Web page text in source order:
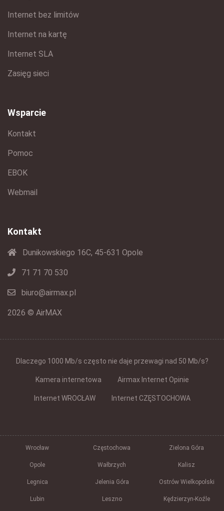
Internet bez limitów
Internet na kartę
Internet SLA
Zasięg sieci
Wsparcie
Kontakt
Pomoc
EBOK
Webmail
Kontakt
Dunikowskiego 16C, 45-631 Opole
71 71 70 530
biuro@airmax.pl
2026 © AirMAX
Dlaczego 1000 Mb/s często nie daje przewagi nad 50 Mb/s?
Kamera internetowa Airmax Internet Opinie
Internet WROCŁAW Internet CZĘSTOCHOWA
Wrocław Częstochowa Zielona Góra
Opole Wałbrzych Kalisz
Legnica Jelenia Góra Ostrów Wielkopolski
Lubin Leszno Kędzierzyn-Koźle